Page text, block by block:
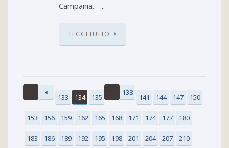
Campania. ...
LEGGI TUTTO
133 134 135
… 138
141 144 147 150
153 156 159 162 165 168 171 174 177 180
183 186 189 192 195 198 201 204 207 210